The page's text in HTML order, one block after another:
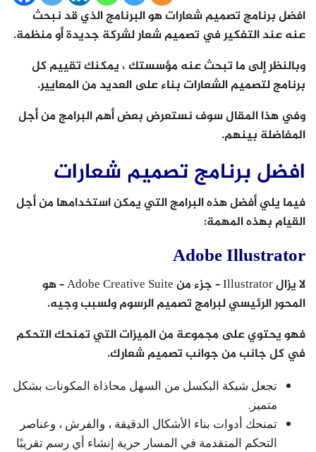
افضل برنامج تصميم شعارات هو البرنامج الذي قد نبحث
عنه عند التفكير في تصميم شعار لشركة جديدة أو منظمة.
وبالنظر إلى ما تبحث عنه مؤسستك ، يمكنك تقييم كل
برنامج لتصميم الشعارات بناء على العديد من المعايير.
وفي هذا المقال سوف نستعرض بعض أهم البرامج من أجل
المفاضلة بينهم.
افضل برنامج تصميم شعارات
فيما يلي أفضل هذه البرامج التي يمكن استخدامها من أجل
القيام بهذه المهمة:
Adobe Illustrator
لا يزال Illustrator – جزء من Adobe Creative Suite – هو
المحور الرئيسي لبرامج تصميم الرسوم ولسبب وجيه.
فهو يحتوي على مجموعة من الميزات التي تمنحك التحكم
في كل جانب من جوانب تصميم شعارك.
تجعل شبكة البكسل من السهل محاذاة المكونات بشكل
متميز.
تمنحك أدوات بناء الأشكال الدقيقة ، والفرش ، وعناصر
التحكم المتقدمة في المسار حرية إنشاء أي رسم تقريبًا